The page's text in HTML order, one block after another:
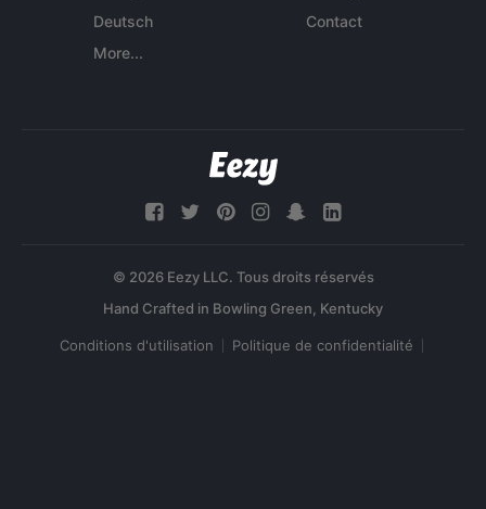
Deutsch
More...
Contact
© 2026 Eezy LLC. Tous droits réservés
Conditions d'utilisation Politique de confidentialité